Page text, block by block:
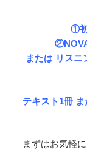
①初
または リスニ
テキスト1冊
まずはお気軽